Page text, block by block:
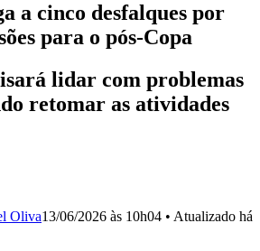
a cinco desfalques por
para o pós-Copa
lidar com problemas
retomar as atividades
Oliva13/06/2026 às 10h04 • Atualizado há